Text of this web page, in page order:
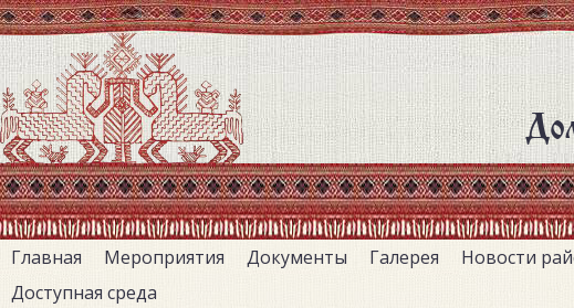
Перейти
к
основному
содержанию
Главная Мероприятия Документы Галерея Новости
Доступная среда